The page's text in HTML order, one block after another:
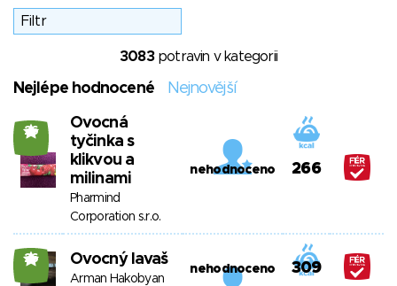
3083potravin v kategorii
Nejlépe hodnocené Nejnovější
26
Ovocná
tyčinka s
klikvou a
milinami
Pharmind
Corporation s.r.o.
nehodnoceno 266
26 Ovocný lavaš
Arman Hakobyan
nehodnoceno 309